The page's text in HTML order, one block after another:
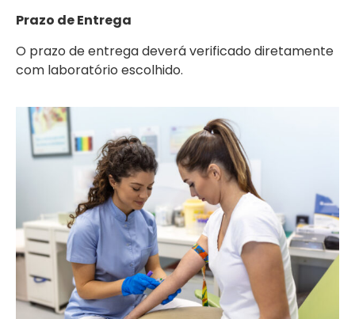
Prazo de Entrega
O prazo de entrega deverá verificado diretamente
com laboratório escolhido.